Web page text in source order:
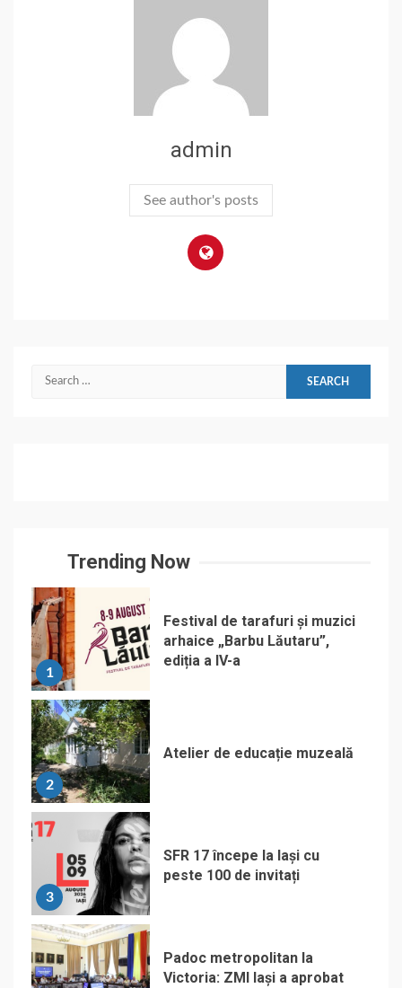
admin
See author's posts
Search
Trending Now
1
Festival de tarafuri și muzici
arhaice „Barbu Lăutaru”,
ediția a IV-a
2
Atelier de educație muzeală
3
SFR 17 începe la Iași cu
peste 100 de invitați
Padoc metropolitan la
Victoria: ZMI Iași a aprobat